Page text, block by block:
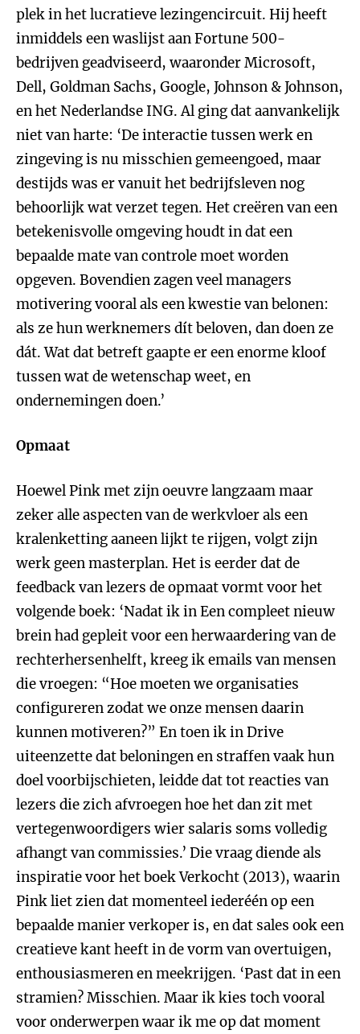
plek in het lucratieve lezingencircuit. Hij heeft
inmiddels een waslijst aan Fortune 500-
bedrijven geadviseerd, waaronder Microsoft,
Dell, Goldman Sachs, Google, Johnson & Johnson,
en het Nederlandse ING. Al ging dat aanvankelijk
niet van harte: ‘De interactie tussen werk en
zingeving is nu misschien gemeengoed, maar
destijds was er vanuit het bedrijfsleven nog
behoorlijk wat verzet tegen. Het creëren van een
betekenisvolle omgeving houdt in dat een
bepaalde mate van controle moet worden
opgeven. Bovendien zagen veel managers
motivering vooral als een kwestie van belonen:
als ze hun werknemers dít beloven, dan doen ze
dát. Wat dat betreft gaapte er een enorme kloof
tussen wat de wetenschap weet, en
ondernemingen doen.’
Opmaat
Hoewel Pink met zijn oeuvre langzaam maar
zeker alle aspecten van de werkvloer als een
kralenketting aaneen lijkt te rijgen, volgt zijn
werk geen masterplan. Het is eerder dat de
feedback van lezers de opmaat vormt voor het
volgende boek: ‘Nadat ik in Een compleet nieuw
brein had gepleit voor een herwaardering van de
rechterhersenhelft, kreeg ik emails van mensen
die vroegen: “Hoe moeten we organisaties
configureren zodat we onze mensen daarin
kunnen motiveren?” En toen ik in Drive
uiteenzette dat beloningen en straffen vaak hun
doel voorbijschieten, leidde dat tot reacties van
lezers die zich afvroegen hoe het dan zit met
vertegenwoordigers wier salaris soms volledig
afhangt van commissies.’ Die vraag diende als
inspiratie voor het boek Verkocht (2013), waarin
Pink liet zien dat momenteel iederéén op een
bepaalde manier verkoper is, en dat sales ook een
creatieve kant heeft in de vorm van overtuigen,
enthousiasmeren en meekrijgen. ‘Past dat in een
stramien? Misschien. Maar ik kies toch vooral
voor onderwerpen waar ik me op dat moment